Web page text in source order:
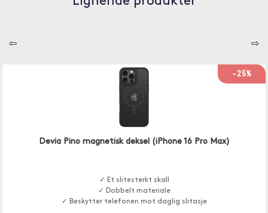
⇦ ⇨
-25%
Devia Pino magnetisk deksel (iPhone 16 Pro Max)
✓ Et slitesterkt skall
✓ Dobbelt materiale
✓ Beskytter telefonen mot daglig slitasje